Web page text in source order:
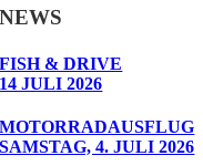
NEWS
FISH & DRIVE
14 JULI 2026
MOTORRADAUSFLUG
SAMSTAG, 4. JULI 2026